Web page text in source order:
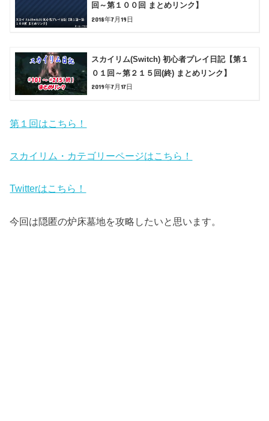
回～第１００回 まとめリンク】
2018年7月19日
スカイリム(Switch) 初心者プレイ日記【第１
０１回～第２１５回(終) まとめリンク】
2019年7月17日
第１回はこちら！
スカイリム・カテゴリーページはこちら！
Twitterはこちら！
今回は隠匿の炉床墓地を攻略したいと思います。